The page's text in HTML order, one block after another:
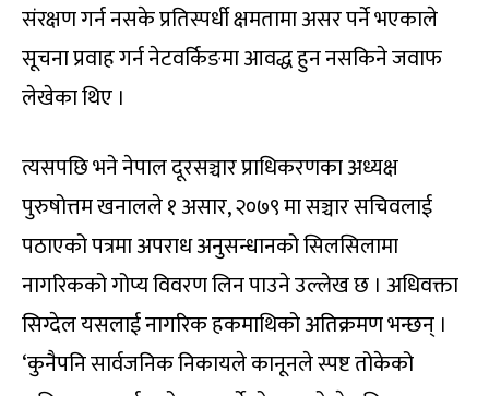
संरक्षण गर्न नसके प्रतिस्पर्धी क्षमतामा असर पर्ने भएकाले
सूचना प्रवाह गर्न नेटवर्किङमा आवद्ध हुन नसकिने जवाफ
लेखेका थिए ।
त्यसपछि भने नेपाल दूरसञ्चार प्राधिकरणका अध्यक्ष
पुरुषोत्तम खनालले १ असार, २०७९ मा सञ्चार सचिवलाई
पठाएको पत्रमा अपराध अनुसन्धानको सिलसिलामा
नागरिकको गोप्य विवरण लिन पाउने उल्लेख छ । अधिवक्ता
सिग्देल यसलाई नागरिक हकमाथिको अतिक्रमण भन्छन् ।
‘कुनैपनि सार्वजनिक निकायले कानूनले स्पष्ट तोकेको